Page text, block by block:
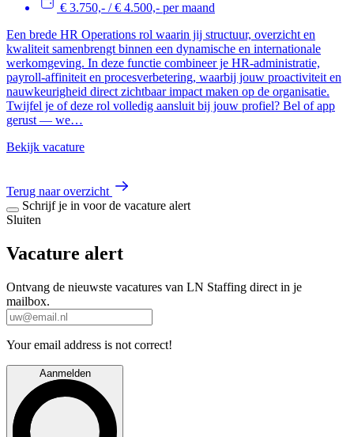
€ 3.750,- / € 4.500,- per maand
Een brede HR Operations rol waarin jij structuur, overzicht en
kwaliteit samenbrengt binnen een dynamische en internationale
werkomgeving. In deze functie combineer je HR-administratie,
payroll-affiniteit en procesverbetering, waarbij jouw proactiviteit en
nauwkeurigheid direct zichtbaar impact maken op de organisatie.
Twijfel je of deze rol volledig aansluit bij jouw profiel? Bel of app
gerust — we…
Bekijk vacature
Terug naar overzicht
Schrijf je in voor de vacature alert
Sluiten
Vacature alert
Ontvang de nieuwste vacatures van LN Staffing direct in je
mailbox.
Your email address is not correct!
Aanmelden